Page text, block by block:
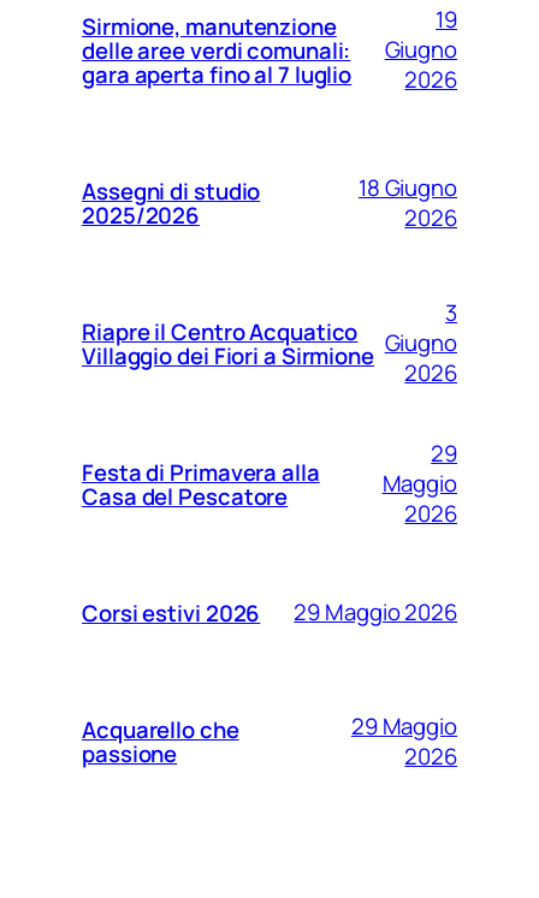
Sirmione, manutenzione
delle aree verdi comunali:
gara aperta fino al 7 luglio
19
Giugno
2026
Assegni di studio
2025/2026
18 Giugno
2026
Riapre il Centro Acquatico
Villaggio dei Fiori a Sirmione
3
Giugno
2026
Festa di Primavera alla
Casa del Pescatore
29
Maggio
2026
Corsi estivi 2026 29 Maggio 2026
Acquarello che
passione
29 Maggio
2026